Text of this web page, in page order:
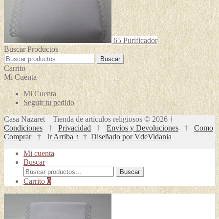
65 Purificador
Buscar Productos
Buscar
por:
Buscar
Carrito
Mi Cuenta
Mi Cuenta
Seguir tu pedido
Casa Nazaret – Tienda de artículos religiosos © 2026 †
Condiciones † Privacidad † Envíos y Devoluciones † Como
Comprar† Ir Arriba ↑ † Diseñado por VdeVidania
Mi cuenta
Buscar
Buscar
por:
Buscar
Carrito 0